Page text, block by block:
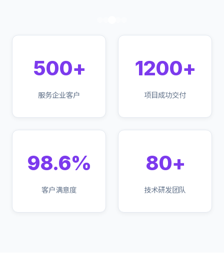
500+
服务企业客户
1200+
项目成功交付
98.6%
客户满意度
80+
技术研发团队